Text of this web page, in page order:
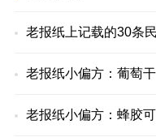
老报纸上记载的30条
老报纸小偏方：葡萄
老报纸小偏方：蜂胶